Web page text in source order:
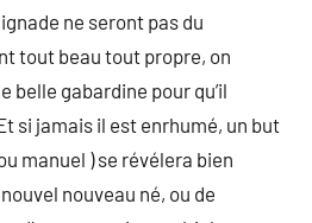
ne seront pas du
tout beau tout propre, on
belle gabardine pour qu’il
si jamais il est enrhumé, un but
manuel ) se révélera bien
nouveau né, ou de